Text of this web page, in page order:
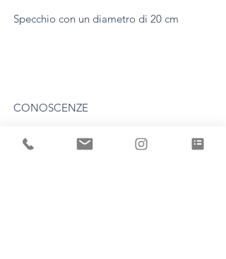
Specchio con un diametro di 20 cm
CONOSCENZE
Ogni pezzo è unico ed è realizzato dalla
stessa Aline Erbeia nel suo laboratorio.